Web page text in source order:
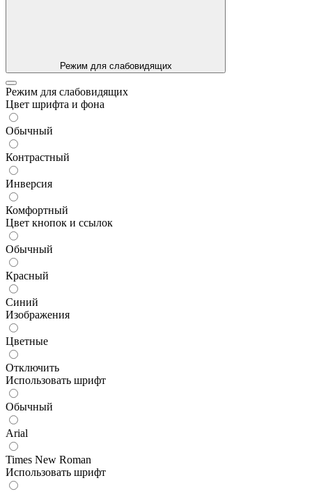
Режим для слабовидящих
Режим для слабовидящих
Цвет шрифта и фона
Обычный
Контрастный
Инверсия
Комфортный
Цвет кнопок и ссылок
Обычный
Красный
Синий
Изображения
Цветные
Отключить
Использовать шрифт
Обычный
Arial
Times New Roman
Использовать шрифт